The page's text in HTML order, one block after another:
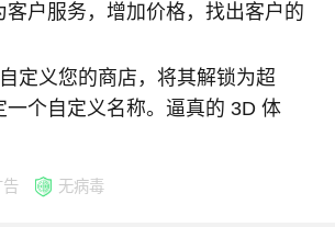
客户服务，增加价格，找出客户的
定义您的商店，将其解锁为超
一个自定义名称。逼真的 3D 体
告 无病毒